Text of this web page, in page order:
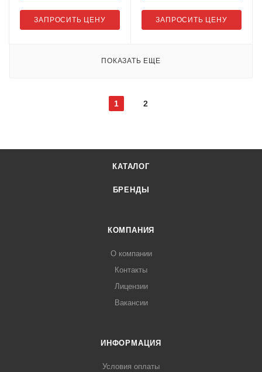
ЗАПРОСИТЬ ЦЕНУ ЗАПРОСИТЬ ЦЕНУ
ПОКАЗАТЬ ЕЩЕ
1 2
КАТАЛОГ
БРЕНДЫ
КОМПАНИЯ
О компании
Контакты
Лицензии
Вакансии
ИНФОРМАЦИЯ
Условия оплаты